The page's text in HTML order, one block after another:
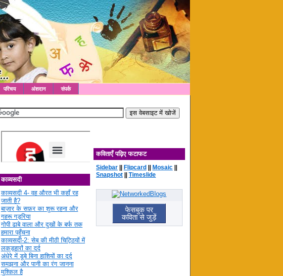
परिचय अंशदान संपर्क
काव्यसदी
काव्यसदी 4- वह औरत भी कहाँ रह
जाती है?
बाज़ार के सफ़र का शुरू रहना और
गहरू गड़रिया
गोपी ढाबे वाला और दुखों के बर्फ तक
हमारा पहुँचना
काव्यसदी-2: सेब की मीठी चिट्ठियों में
लकड़हारों का दर्द
अंधेरे में डूबे बिना हाशियों का दर्द
समझना और पानी का रंग जानना
मुश्किल है
कविताएँ पढ़िए फटाफट
Sidebar ||Flipcard ||Mosaic ||
Snapshot ||Timeslide
फेसबुक पर
कविता से जुड़ें